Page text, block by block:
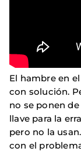
El hambre en
con solución.
no se ponen
llave para la
pero no la
con el